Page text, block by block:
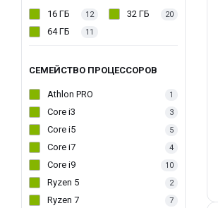
16 ГБ 12 32 ГБ 20
64 ГБ 11
СЕМЕЙСТВО ПРОЦЕССОРОВ
Athlon PRO 1
Core i3 3
Core i5 5
Core i7 4
Core i9 10
Ryzen 5 2
Ryzen 7 7